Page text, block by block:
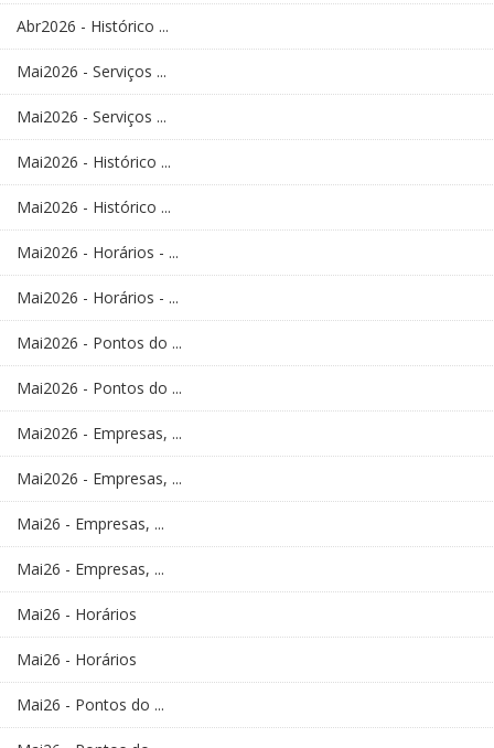
Abr2026 - Histórico ...
Mai2026 - Serviços ...
Mai2026 - Serviços ...
Mai2026 - Histórico ...
Mai2026 - Histórico ...
Mai2026 - Horários - ...
Mai2026 - Horários - ...
Mai2026 - Pontos do ...
Mai2026 - Pontos do ...
Mai2026 - Empresas, ...
Mai2026 - Empresas, ...
Mai26 - Empresas, ...
Mai26 - Empresas, ...
Mai26 - Horários
Mai26 - Horários
Mai26 - Pontos do ...